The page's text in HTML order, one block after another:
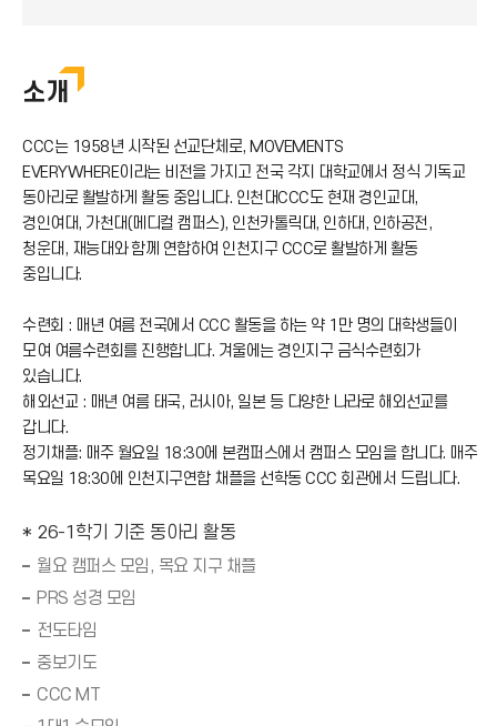
소개
CCC는 1958년 시작된 선교단체로, MOVEMENTS
EVERYWHERE이라는 비전을 가지고 전국 각지 대학교에서 정식 기독교
동아리로 활발하게 활동 중입니다. 인천대CCC도 현재 경인교대,
경인여대, 가천대(메디컬 캠퍼스), 인천카톨릭대, 인하대, 인하공전,
청운대, 재능대와 함께 연합하여 인천지구 CCC로 활발하게 활동
중입니다.
수련회 : 매년 여름 전국에서 CCC 활동을 하는 약 1만 명의 대학생들이
모여 여름수련회를 진행합니다. 겨울에는 경인지구 금식수련회가
있습니다.
해외선교 : 매년 여름 태국, 러시아, 일본 등 다양한 나라로 해외선교를
갑니다.
정기채플: 매주 월요일 18:30에 본캠퍼스에서 캠퍼스 모임을 합니다. 매주
목요일 18:30에 인천지구연합 채플을 선학동 CCC 회관에서 드립니다.
* 26-1학기 기준 동아리 활동
월요 캠퍼스 모임, 목요 지구 채플
PRS 성경 모임
전도타임
중보기도
CCC MT